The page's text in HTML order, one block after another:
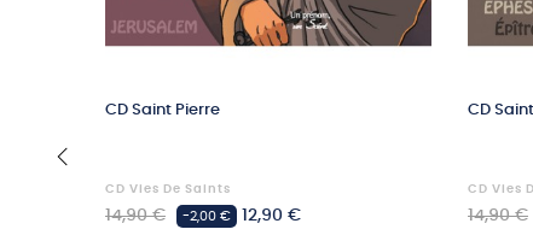
CD Saint Pierre
CD Vies De Saints
Prix
14,90 € -2,00 € Prix
12,90 €
CD
CD Vies
Prix
14,90 €